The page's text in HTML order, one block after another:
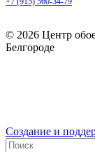
© 2026 Центр
Белгороде
Создание и